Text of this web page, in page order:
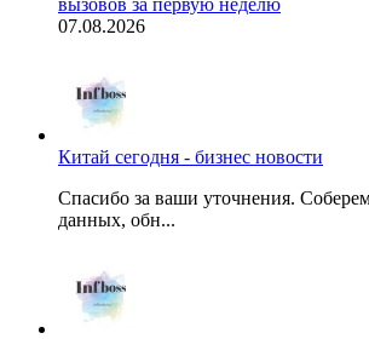
вызовов за первую неделю
07.08.2026
Китай сегодня - бизнес новости
Спасибо за ваши уточнения.
данных, обн...